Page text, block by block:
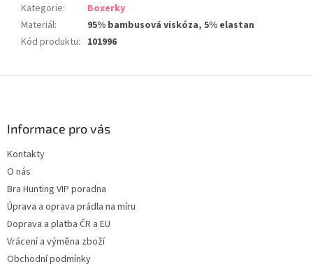
Kategorie:
Boxerky
Materiál:
95% bambusová viskóza, 5% elastan
Kód produktu: 101996
Informace pro vás
Kontakty
O nás
Bra Hunting VIP poradna
Úprava a oprava prádla na míru
Doprava a platba ČR a EU
Vrácení a výměna zboží
Obchodní podmínky